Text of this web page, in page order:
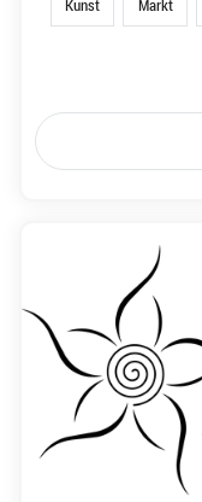
Kunst Markt